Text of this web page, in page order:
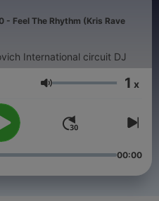
- Feel The Rhythm (Kris Rave
International circuit DJ
Lautstärke 1 x
00:00